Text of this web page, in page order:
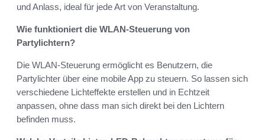
und Anlass, ideal für jede Art von Veranstaltung.
Wie funktioniert die WLAN-Steuerung von
Partylichtern?
Die WLAN-Steuerung ermöglicht es Benutzern, die
Partylichter über eine mobile App zu steuern. So lassen sich
verschiedene Lichteffekte erstellen und in Echtzeit
anpassen, ohne dass man sich direkt bei den Lichtern
befinden muss.